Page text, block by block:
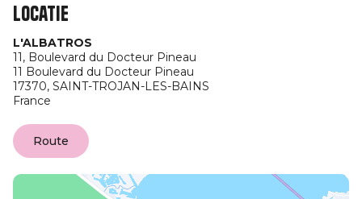
Locatie
L'ALBATROS
11, Boulevard du Docteur Pineau
11 Boulevard du Docteur Pineau
17370, SAINT-TROJAN-LES-BAINS
France
Route